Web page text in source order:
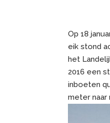
Op 18
eik stond
het
2016 een
inboeten
meter naar